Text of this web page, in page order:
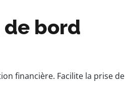
de bord
financière. Facilite la prise de